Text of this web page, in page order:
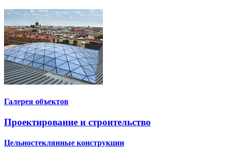
Галерея объектов
Проектирование и строительство
Цельностеклянные конструкции